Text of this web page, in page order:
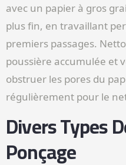
avec un papier à gros
plus fin, en travaillant
premiers passages.
poussière accumulée et
obstruer les pores du
régulièrement pour le
Divers Types
Ponçage